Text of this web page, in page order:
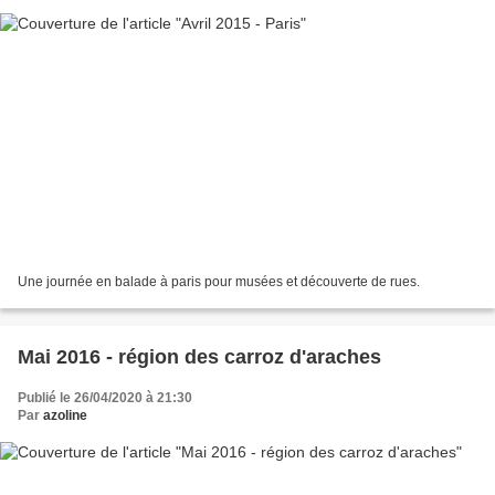
Une journée en balade à paris pour musées et découverte de rues.
Mai 2016 - région des carroz d'araches
Publié le 26/04/2020 à 21:30
Par azoline